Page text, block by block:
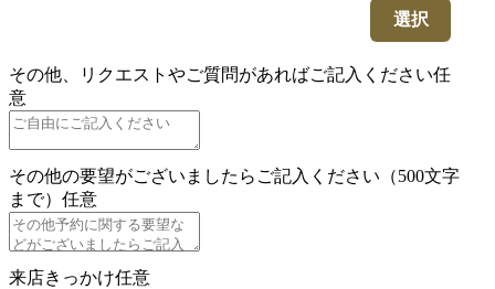
選択
その他、リクエストやご質問があればご記入ください任
意
その他の要望がございましたらご記入ください（500文字
まで） 任意
来店きっかけ任意